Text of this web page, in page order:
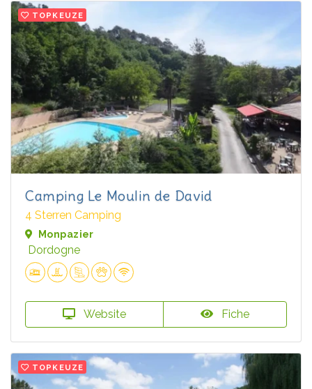
TOPKEUZE
Camping Le Moulin de David
4 Sterren Camping
Monpazier
Dordogne
Website Fiche
TOPKEUZE